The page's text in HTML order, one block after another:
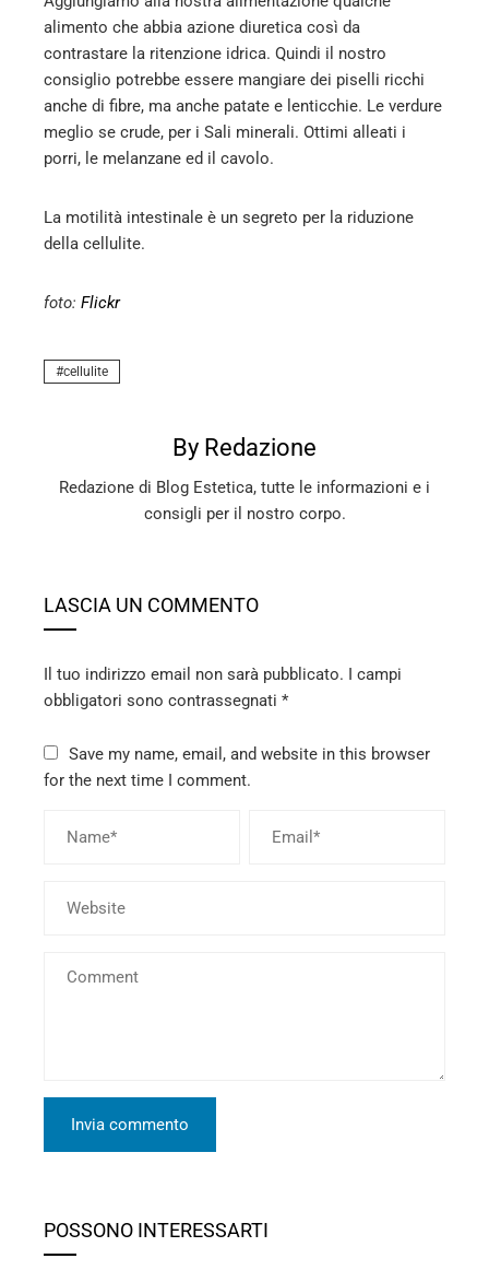
alimento che abbia azione diuretica così da
contrastare la ritenzione idrica. Quindi il nostro
consiglio potrebbe essere mangiare dei piselli ricchi
anche di fibre, ma anche patate e lenticchie. Le verdure
meglio se crude, per i Sali minerali. Ottimi alleati i
porri, le melanzane ed il cavolo.
La motilità intestinale è un segreto per la riduzione
della cellulite.
foto: Flickr
cellulite
By Redazione
Redazione di Blog Estetica, tutte le informazioni e i
consigli per il nostro corpo.
LASCIA UN COMMENTO
Il tuo indirizzo email non sarà pubblicato. I campi
obbligatori sono contrassegnati *
Save my name, email, and website in this browser
for the next time I comment.
POSSONO INTERESSARTI